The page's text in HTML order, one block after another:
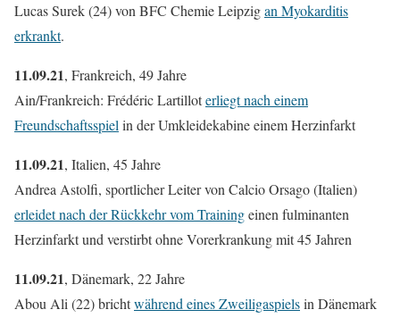
Lucas Surek (24) von BFC Chemie Leipzigan Myokarditis
erkrankt.
11.09.21, Frankreich, 49 Jahre
Ain/Frankreich: Frédéric Lartilloterliegt nach einem
Freundschaftsspiel in der Umkleidekabine einem Herzinfarkt
11.09.21, Italien, 45 Jahre
Andrea Astolfi, sportlicher Leiter von Calcio Orsago (Italien)
erleidet nach der Rückkehr vom Trainingeinen fulminanten
Herzinfarkt und verstirbt ohne Vorerkrankung mit 45 Jahren
11.09.21, Dänemark, 22 Jahre
Abou Ali (22) brichtwährend eines Zweiligaspielsin Dänemark